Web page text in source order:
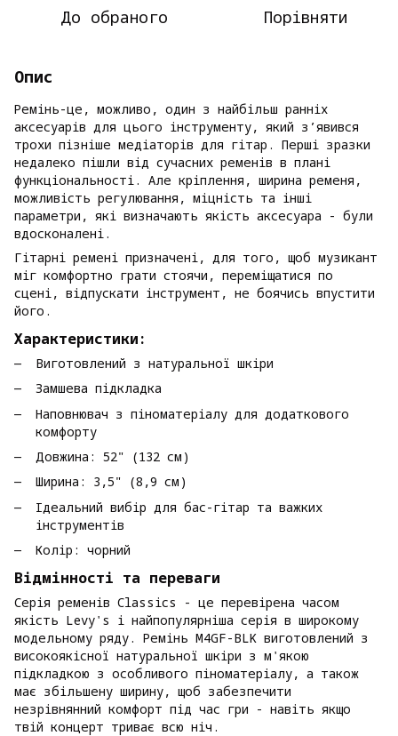
До обраного Порівняти
Опис
Ремінь-це, можливо, один з найбільш ранніх
аксесуарів для цього інструменту, який з’явився
трохи пізніше медіаторів для гітар. Перші зразки
недалеко пішли від сучасних ременів в плані
функціональності. Але кріплення, ширина ременя,
можливість регулювання, міцність та інші
параметри, які визначають якість аксесуара - були
вдосконалені.
Гітарні ремені призначені, для того, щоб музикант
міг комфортно грати стоячи, переміщатися по
сцені, відпускати інструмент, не боячись впустити
його.
Характеристики:
Виготовлений з натуральної шкіри
Замшева підкладка
Наповнювач з піноматеріалу для додаткового
комфорту
Довжина: 52" (132 см)
Ширина: 3,5" (8,9 см)
Ідеальний вибір для бас-гітар та важких
інструментів
Колір: чорний
Відмінності та переваги
Серія ременів Classics - це перевірена часом
якість Levy's і найпопулярніша серія в широкому
модельному ряду. Ремінь M4GF-BLK виготовлений з
високоякісної натуральної шкіри з м'якою
підкладкою з особливого піноматеріалу, а також
має збільшену ширину, щоб забезпечити
незрівнянний комфорт під час гри - навіть якщо
твій концерт триває всю ніч.